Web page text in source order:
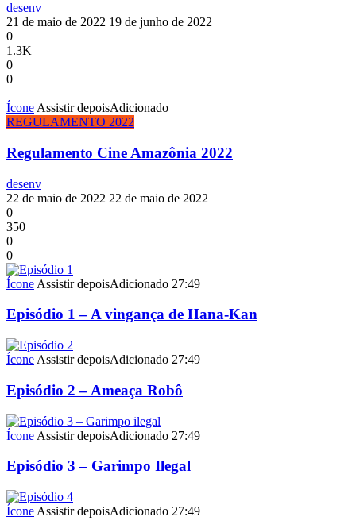
desenv
21 de maio de 2022 19 de junho de 2022
0
1.3K
0
0
Ícone Assistir depoisAdicionado
REGULAMENTO 2022
Regulamento Cine Amazônia 2022
desenv
22 de maio de 2022 22 de maio de 2022
0
350
0
0
Ícone Assistir depoisAdicionado 27:49
Episódio 1 – A vingança de Hana-Kan
Ícone Assistir depoisAdicionado 27:49
Episódio 2 – Ameaça Robô
Ícone Assistir depoisAdicionado 27:49
Episódio 3 – Garimpo Ilegal
Ícone Assistir depoisAdicionado 27:49